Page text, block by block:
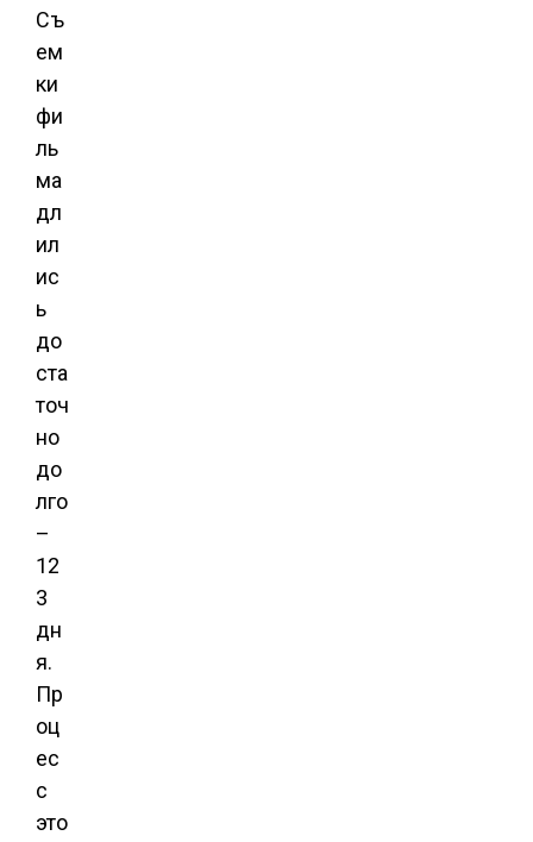
Съ
ем
ки
фи
ль
ма
дл
ил
ис
ь
до
ста
точ
но
до
лго
–
12
3
дн
я.
Пр
оц
ес
с
это